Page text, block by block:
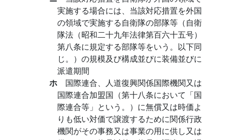
実施する場合には、当該対応措置を外国
の領域で実施する自衛隊の部隊等（自衛
隊法（昭和二十九年法律第百六十五号）
第八条に規定する部隊等をいう。以下同
じ。）の規模及び構成並びに装備並びに
派遣期間
ホ 国際連合、人道復興関係国際機関又は
国際連合加盟国（第十八条において「国
際連合等」という。）に無償又は時価よ
りも低い対価で譲渡するために関係行政
機関がその事務又は事業の用に供し又は